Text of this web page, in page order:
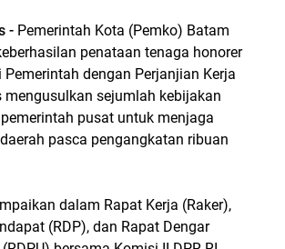
- Pemerintah Kota (Pemko) Batam
penataan tenaga honorer
dengan Perjanjian Kerja
mengusulkan sejumlah kebijakan
pusat untuk menjaga
pasca pengangkatan ribuan
dalam Rapat Kerja (Raker),
(RDP), dan Rapat Dengar